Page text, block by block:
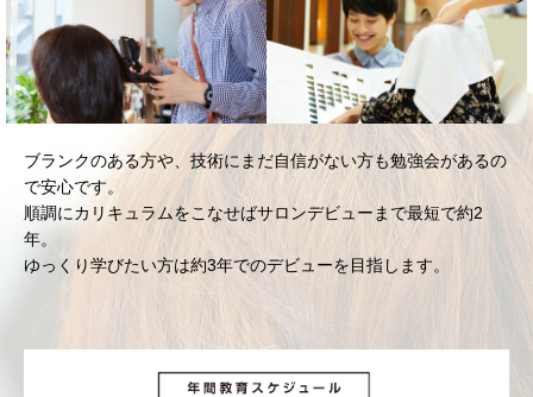
ブランクのある方や、技術にまだ自信がない方も勉強会があるの
で安心です。
順調にカリキュラムをこなせばサロンデビューまで最短で約2
年。
ゆっくり学びたい方は約3年でのデビューを目指します。